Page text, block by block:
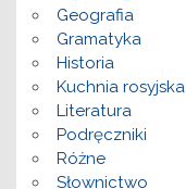
Geografia
Gramatyka
Historia
Kuchnia rosyjska
Literatura
Podręczniki
Różne
Słownictwo